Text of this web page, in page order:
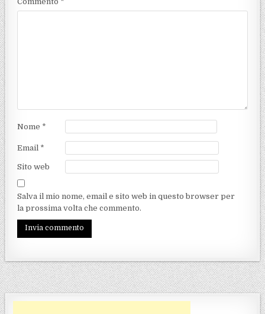
Nome *
Email *
Sito web
Salva il mio nome, email e sito web in questo browser per
la prossima volta che commento.